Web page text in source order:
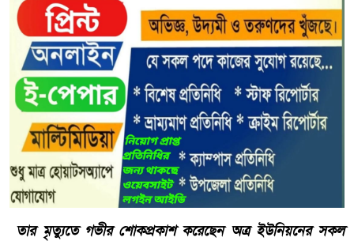
তার মৃত্যুতে গভীর শোকপ্রকাশ করেছেন অত্র ইউনিয়নের সকল